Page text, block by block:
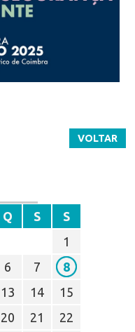
VOLTAR
Q S
S
1
6 7
8
13 14
15
20 21
22